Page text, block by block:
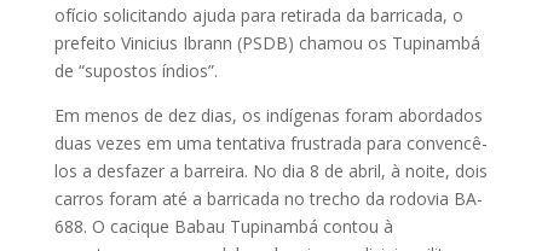
ofício solicitando ajuda para retirada da barricada, o
prefeito Vinicius Ibrann (PSDB) chamou os Tupinambá
de “supostos índios”.
Em menos de dez dias, os indígenas foram abordados
duas vezes em uma tentativa frustrada para convencê-
los a desfazer a barreira. No dia 8 de abril, à noite, dois
carros foram até a barricada no trecho da rodovia BA-
688. O cacique Babau Tupinambá contou à